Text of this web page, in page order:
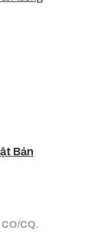
Bản
CQ.